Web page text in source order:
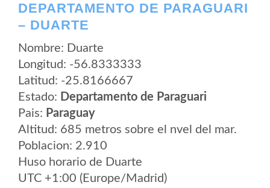
DEPARTAMENTO DE PARAGUARI
– DUARTE
Nombre: Duarte
Longitud: -56.8333333
Latitud: -25.8166667
Estado: Departamento de Paraguari
Pais: Paraguay
Altitud: 685 metros sobre el nvel del mar.
Poblacion: 2.910
Huso horario de Duarte
UTC +1:00 (Europe/Madrid)